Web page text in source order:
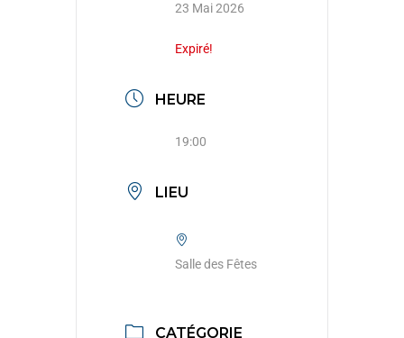
23 Mai 2026
Expiré!
HEURE
19:00
LIEU
Salle des Fêtes
CATÉGORIE